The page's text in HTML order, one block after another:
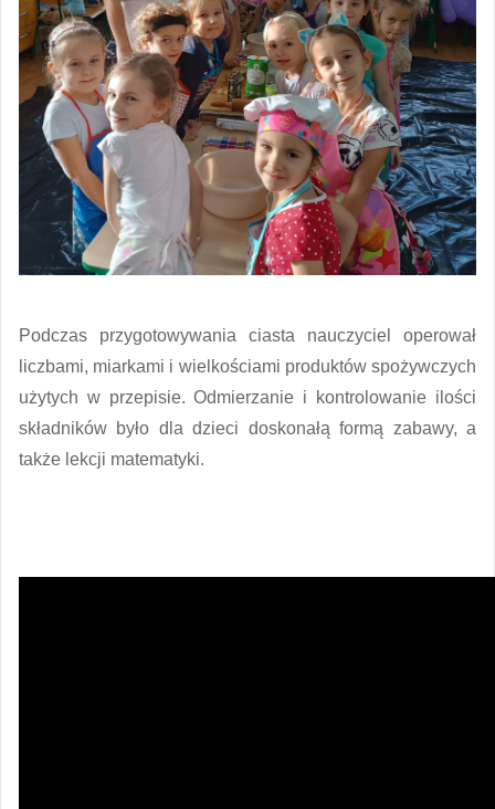
Podczas przygotowywania ciasta nauczyciel operował
liczbami, miarkami i wielkościami produktów spożywczych
użytych w przepisie. Odmierzanie i kontrolowanie ilości
składników było dla dzieci doskonałą formą zabawy, a
także lekcji matematyki.